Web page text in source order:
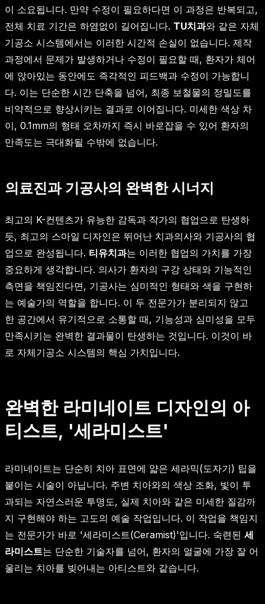
이 소요됩니다. 만약 수정이 필요하다면 이 과정은 반복되고,
전체 치료 기간은 하염없이 길어집니다. TU치과와 같은 자체
기공소 시스템에서는 이러한 시간적 손실이 없습니다. 제작
과정에서 문제가 발생하거나 수정이 필요할 때, 환자가 체어
에 앉아있는 동안에도 즉각적인 피드백과 수정이 가능합니
다. 이는 단순한 시간 단축을 넘어, 최종 보철물의 정밀도를
비약적으로 향상시키는 결과로 이어집니다. 미세한 색상 차
이, 0.1mm의 형태 오차까지 즉시 바로잡을 수 있어 환자의
만족도는 극대화될 수밖에 없습니다.
의료진과 기공사의 완벽한 시너지
최고의 K-컨텐츠가 유능한 감독과 작가의 협업으로 탄생하
듯, 최고의 스마일 디자인은 뛰어난 치과의사와 기공사의 협
업으로 완성됩니다. 티유치과는 이러한 협업의 가치를 가장
중요하게 생각합니다. 의사가 환자의 구강 상태와 기능적인
측면을 책임진다면, 기공사는 심미적인 형태와 색을 구현하
는 예술가의 역할을 합니다. 이 두 전문가가 분리되지 않고
한 공간에서 유기적으로 소통할 때, 기능성과 심미성을 모두
만족시키는 완벽한 결과물이 탄생하는 것입니다. 이것이 바
로 자체기공소 시스템의 핵심 가치입니다.
완벽한 라미네이트 디자인의 아
티스트, '세라미스트'
라미네이트는 단순히 치아 표면에 얇은 세라믹(도자기) 팁을
붙이는 시술이 아닙니다. 주변 치아와의 색상 조화, 빛이 투
과되는 자연스러운 투명도, 실제 치아와 같은 미세한 질감까
지 구현해야 하는 고도의 예술 작업입니다. 이 작업을 책임지
는 전문가가 바로 '세라미스트(Ceramist)'입니다. 숙련된 세
라미스트는 단순한 기술자를 넘어, 환자의 얼굴에 가장 잘 어
울리는 치아를 빚어내는 아티스트와 같습니다.